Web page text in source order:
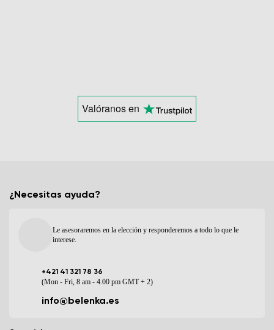
Valóranosen
¿Necesitas ayuda?
Le asesoraremos en la elección y responderemos a todo lo que le
interese.
+421 41 321 78 36
(Mon - Fri, 8 am - 4.00 pm GMT + 2)
info@belenka.es